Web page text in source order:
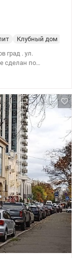
Клубный дом
град . ул.
сделан по
гостиная 70
метра,
сантехника
• мягкая
•
стол Киев
17. Без